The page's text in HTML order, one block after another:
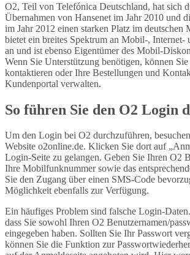
O2, Teil von Telefónica Deutschland, hat sich
Übernahmen von Hansenet im Jahr 2010 und
im Jahr 2012 einen starken Platz im deutschen
bietet ein breites Spektrum an Mobil-, Internet-
an und ist ebenso Eigentümer des Mobil-
Wenn Sie Unterstützung benötigen, können
kontaktieren oder Ihre Bestellungen und
Kundenportal verwalten.
So führen Sie den O2 Login
Um den Login bei O2 durchzuführen,
Website o2online.de. Klicken Sie dort auf
Login-Seite zu gelangen. Geben Sie Ihren O2
Ihre Mobilfunknummer sowie das
Sie den Zugang über einen SMS-Code
Möglichkeit ebenfalls zur Verfügung.
Ein häufiges Problem sind falsche Login-
dass Sie sowohl Ihren O2 Benutzernamen/
eingegeben haben. Sollten Sie Ihr Passwort
können Sie die Funktion zur